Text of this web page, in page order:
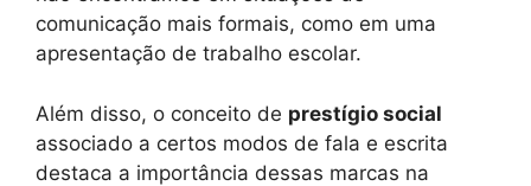
comunicação mais formais, como em uma
apresentação de trabalho escolar.
Além disso, o conceito de prestígio social
associado a certos modos de fala e escrita
destaca a importância dessas marcas na